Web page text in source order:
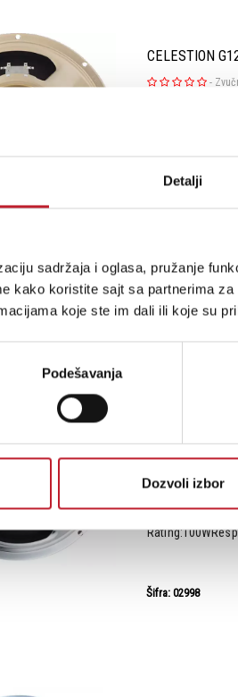
Detalji
sadržaja i oglasa, pružanje
kako koristite sajt sa partnerima
koje ste im dali ili koje su
Podešavanja
Dozvoli izbor
CELESTION
-
the magical tone
difference is
Šifra: 11769
Na stanju
CELESTION
Celestion G12T-
modern sound
Šifra: 02998